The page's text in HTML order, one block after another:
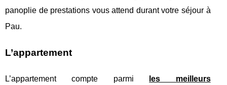
panoplie de prestations vous attend durant votre séjour à
Pau.
L’appartement
L’appartement compte parmi
les meilleurs